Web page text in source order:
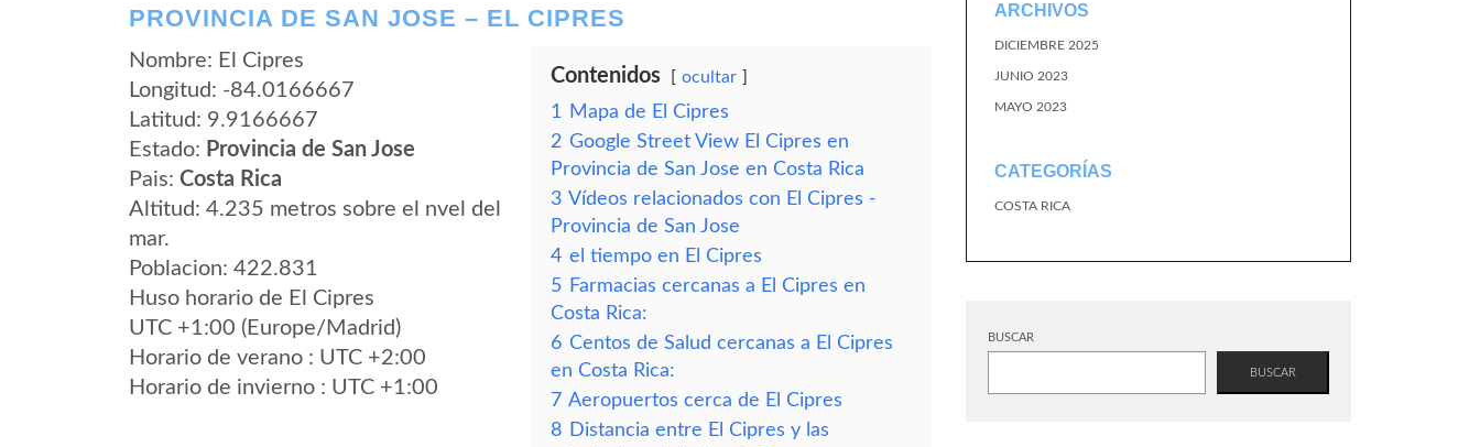
PROVINCIA DE SAN JOSE – EL CIPRES
Nombre: El Cipres
Longitud: -84.0166667
Latitud: 9.9166667
Estado: Provincia de San Jose
Pais: Costa Rica
Altitud: 4.235 metros sobre el nvel del
mar.
Poblacion: 422.831
Huso horario de El Cipres
UTC +1:00 (Europe/Madrid)
Horario de verano : UTC +2:00
Horario de invierno : UTC +1:00
Contenidos ocultar
1
Mapa de El Cipres
2 Google Street View El Cipres en
Provincia de San Jose en Costa Rica
3 Vídeos relacionados con El Cipres -
Provincia de San Jose
4 el tiempo en El Cipres
5 Farmacias cercanas a El Cipres en
Costa Rica:
6 Centos de Salud cercanas a El Cipres
en Costa Rica:
7 Aeropuertos cerca de El Cipres
8 Distancia entre El Cipres y las
ARCHIVOS
DICIEMBRE 2025
JUNIO 2023
MAYO 2023
CATEGORÍAS
COSTA RICA
BUSCAR
BUSCAR